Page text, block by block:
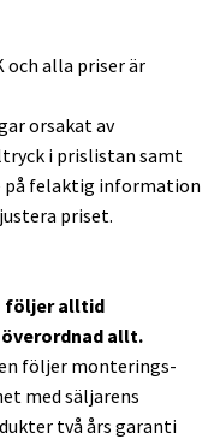
och alla priser är
orsakat av
i prislistan samt
på felaktig information
priset.
följer alltid
allt.
följer monterings-
med säljarens
två års garanti